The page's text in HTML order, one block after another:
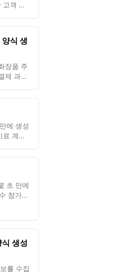
객 요
식 생
장품 주
제 과정
에 생성
계획
초 만에
참가자
생성
를 수집